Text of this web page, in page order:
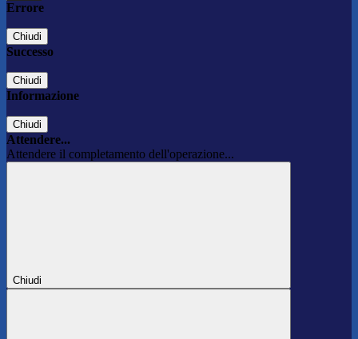
Errore
Chiudi
Successo
Chiudi
Informazione
Chiudi
Attendere...
Attendere il completamento dell'operazione...
Chiudi